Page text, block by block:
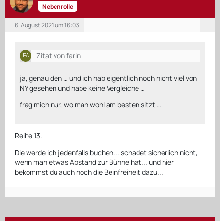
Nebenrolle
6. August 2021 um 16:03
Zitat von farin
ja, genau den … und ich hab eigentlich noch nicht viel von
NY gesehen und habe keine Vergleiche …
frag mich nur, wo man wohl am besten sitzt …
Reihe 13.
Die werde ich jedenfalls buchen... schadet sicherlich nicht,
wenn man etwas Abstand zur Bühne hat... und hier
bekommst du auch noch die Beinfreiheit dazu...